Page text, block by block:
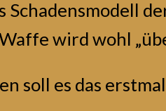
Schadensmodell
wird wohl
soll es das